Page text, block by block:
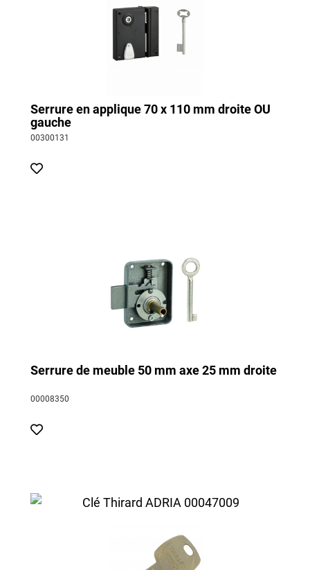
Serrure en applique 70 x 110 mm droite OU
gauche
00300131
Serrure de meuble 50 mm axe 25 mm droite
00008350